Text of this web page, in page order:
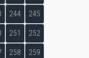
244 245
251 252
258 259